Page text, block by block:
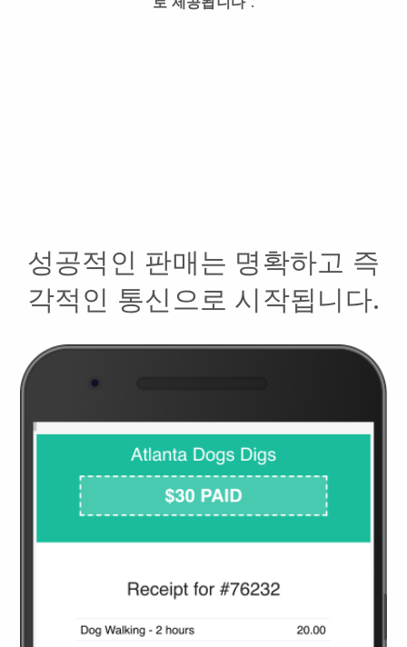
성공적인 판매는 명확하고 즉
각적인 통신으로 시작됩니다.